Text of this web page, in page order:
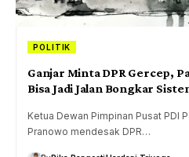
POLITIK
Ganjar Minta DPR Gercep,
Bisa Jadi Jalan Bongkar
Ketua Dewan Pimpinan Pusat PDI
Pranowo mendesak DPR…